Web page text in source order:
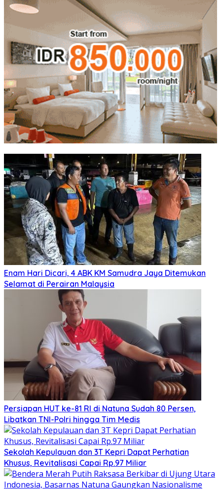
Enam Hari Dicari, 4 ABK KM Samudra Jaya Ditemukan
Selamat di Perairan Malaysia
Persiapan HUT ke-81 RI di Natuna Sudah 80 Persen,
Libatkan TNI-Polri hingga Tim Medis
Sekolah Kepulauan dan 3T Kepri Dapat Perhatian
Khusus, Revitalisasi Capai Rp.97 Miliar